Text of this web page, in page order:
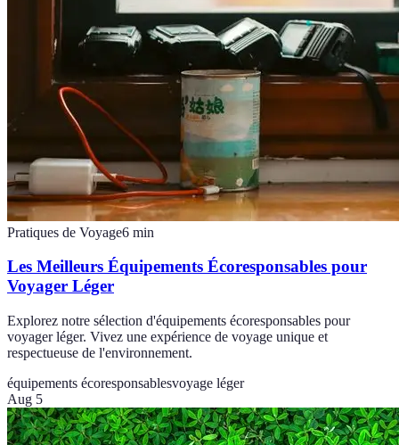
Pratiques de Voyage6 min
Les Meilleurs Équipements Écoresponsables pour
Voyager Léger
Explorez notre sélection d'équipements écoresponsables pour
voyager léger. Vivez une expérience de voyage unique et
respectueuse de l'environnement.
équipements écoresponsablesvoyage léger
Aug 5